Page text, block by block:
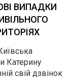
ВИПАДКИ
Катерину
свій дзвінок